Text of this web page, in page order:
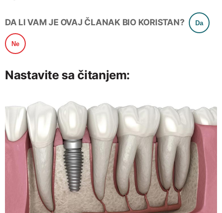
DA LI VAM JE OVAJ ČLANAK BIO KORISTAN? Da
Ne
Nastavite sa čitanjem: